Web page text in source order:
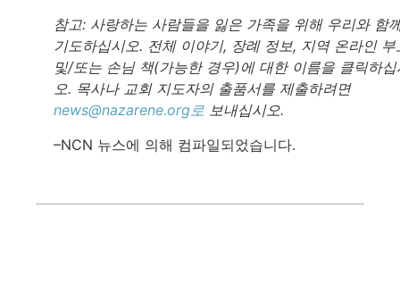
참고: 사랑하는 사람들을 잃은 가족을 위해 우리와 함
기도하십시오. 전체 이야기, 장례 정보, 지역 온라인 부
및/또는 손님 책(가능한 경우)에 대한 이름을 클릭하십
오. 목사나 교회 지도자의 출품서를 제출하려면
news@nazarene.org로 보내십시오.
–NCN 뉴스에 의해 컴파일되었습니다.